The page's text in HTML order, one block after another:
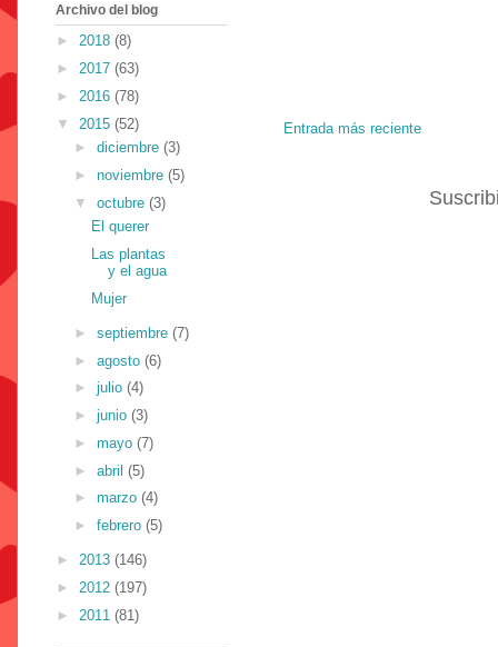
Entrada más reciente
Archivo del blog
► 2018 (8)
► 2017 (63)
► 2016 (78)
▼ 2015 (52)
► diciembre (3)
► noviembre (5)
▼ octubre (3)
El querer
Las plantas
y el agua
Mujer
► septiembre (7)
► agosto (6)
► julio (4)
► junio (3)
► mayo (7)
► abril (5)
► marzo (4)
► febrero (5)
► 2013 (146)
► 2012 (197)
► 2011 (81)